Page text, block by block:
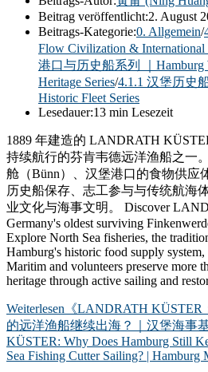
Beitrag veröffentlicht:2. August
Beitrags-Kategorie:0. Allgemein/
Flow Civilization &
港口与历史船系列 ｜Hamburg
Heritage Series/4.1.1 汉堡历史
Historic Fleet Series
Lesedauer:13 min Lesezeit
1889 年建造的 LANDRATH
持续航行的芬肯韦德远洋渔船之一
舱（Bünn）、汉堡港口的食物供应
历史船保存、志工参与与传统航海
业文化与海事文明。 Discover
Germany's oldest surviving
Explore North Sea fisheries, the
Hamburg's historic food supply
Maritim and volunteers preserve more
heritage through active sailing and
Weiterlesen 《LANDRATH
的远洋渔船继续出海？｜汉堡海事
KÜSTER: Why Does Hamburg Still
Sea Fishing Cutter Sailing? | Hamburg